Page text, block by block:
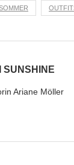
SUNSHINE
Ariane Möller